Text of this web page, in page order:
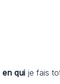
en qui je fais